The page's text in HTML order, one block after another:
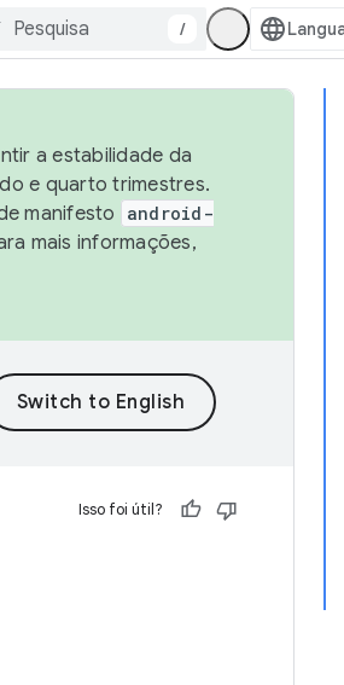
/
a estabilidade da
e quarto trimestres.
manifesto
android-
mais informações,
Isso foi útil?